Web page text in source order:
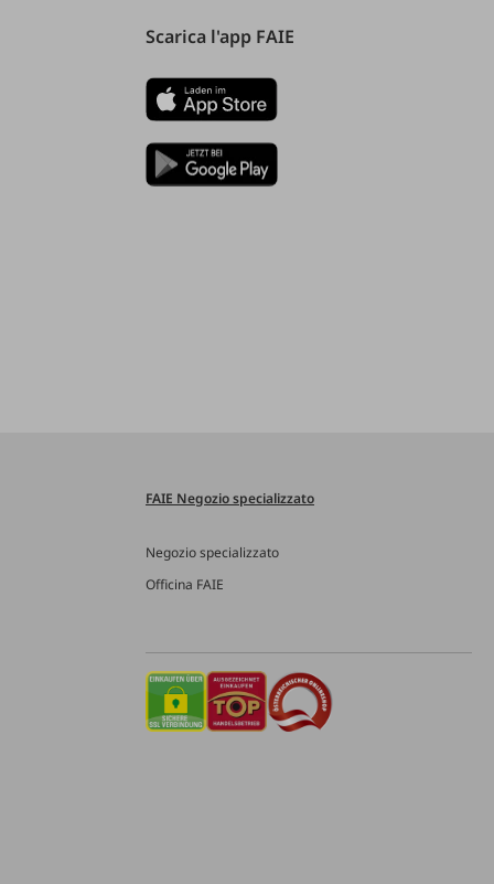
Scarica l'app FAIE
FAIE Negozio specializzato
Negozio specializzato
Officina FAIE